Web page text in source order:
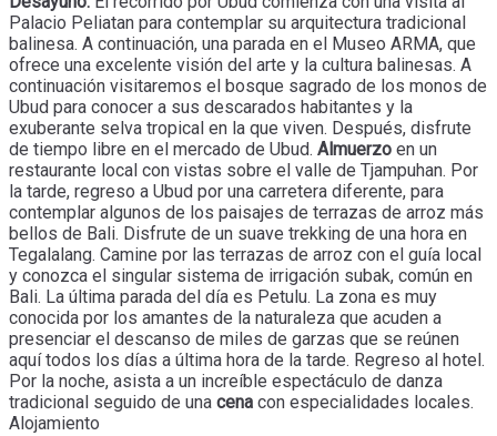
Palacio Peliatan para contemplar su arquitectura tradicional
balinesa. A continuación, una parada en el Museo ARMA, que
ofrece una excelente visión del arte y la cultura balinesas. A
continuación visitaremos el bosque sagrado de los monos de
Ubud para conocer a sus descarados habitantes y la
exuberante selva tropical en la que viven. Después, disfrute
de tiempo libre en el mercado de Ubud. Almuerzo en un
restaurante local con vistas sobre el valle de Tjampuhan. Por
la tarde, regreso a Ubud por una carretera diferente, para
contemplar algunos de los paisajes de terrazas de arroz más
bellos de Bali. Disfrute de un suave trekking de una hora en
Tegalalang. Camine por las terrazas de arroz con el guía local
y conozca el singular sistema de irrigación subak, común en
Bali. La última parada del día es Petulu. La zona es muy
conocida por los amantes de la naturaleza que acuden a
presenciar el descanso de miles de garzas que se reúnen
aquí todos los días a última hora de la tarde. Regreso al hotel.
Por la noche, asista a un increíble espectáculo de danza
tradicional seguido de una cena con especialidades locales.
Alojamiento